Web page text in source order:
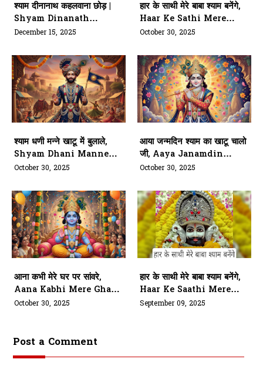
श्याम दीनानाथ कहलवाना छोड़ |
Shyam Dinanath
Kahana Chhod Do
December 15, 2025
हार के साथी मेरे बाबा श्याम बनेंगे,
Haar Ke Sathi Mere
Baba Shyam Banenge
October 30, 2025
श्याम धणी मन्ने खाटू में बुलाले,
Shyam Dhani Manne
Khatu Mein Bulale
October 30, 2025
आया जन्मदिन श्याम का खाटू चालो
जी, Aaya Janamdin
Shyam Ka Khatu Chalo
October 30, 2025
आना कभी मेरे घर पर सांवरे,
Aana Kabhi Mere Ghar
Par Sanware
October 30, 2025
हार के साथी मेरे बाबा श्याम बनेंगे,
Haar Ke Saathi Mere
Baba Shyam Banenge
September 09, 2025
Post a Comment